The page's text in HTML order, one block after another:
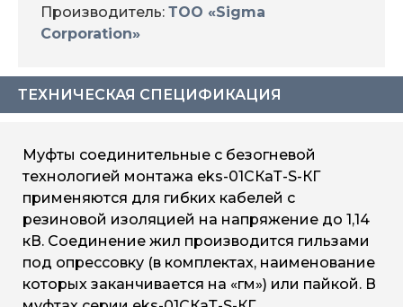
Производитель: ТОО «Sigma
Corporation»
ТЕХНИЧЕСКАЯ СПЕЦИФИКАЦИЯ
Муфты соединительные с безогневой
технологией монтажа eks-01СКаТ-S-КГ
применяются для гибких кабелей с
резиновой изоляцией на напряжение до 1,14
кВ. Соединение жил производится гильзами
под опрессовку (в комплектах, наименование
которых заканчивается на «гм») или пайкой. В